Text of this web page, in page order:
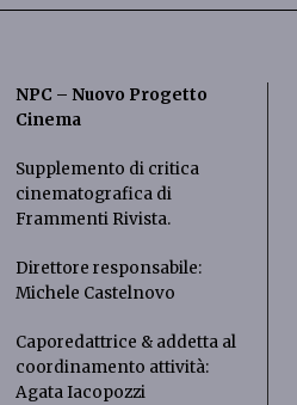
NPC – Nuovo Progetto
Cinema
Supplemento di critica
cinematografica di
Frammenti Rivista.
Direttore responsabile:
Michele Castelnovo
Caporedattrice & addetta al
coordinamento attività:
Agata Iacopozzi